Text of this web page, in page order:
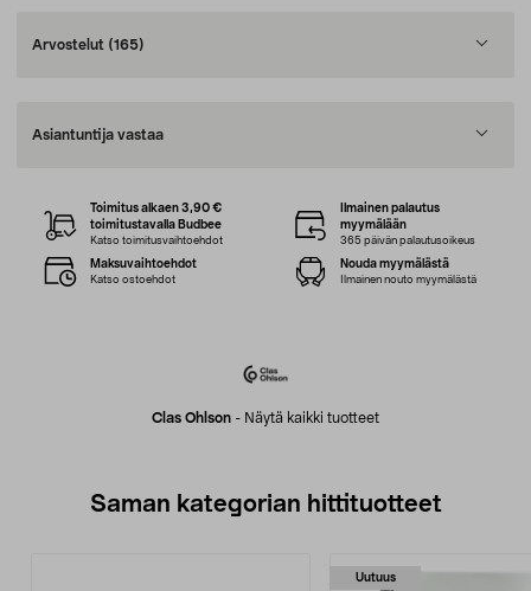
Arvostelut (165)
Asiantuntija vastaa
Clas Ohlson - Näytä kaikki tuotteet
Toimitus alkaen 3,90 €
toimitustavalla Budbee
Katso toimitusvaihtoehdot
Ilmainen palautus
myymälään
365 päivän palautusoikeus
Maksuvaihtoehdot
Katso ostoehdot
Nouda myymälästä
Ilmainen nouto myymälästä
Saman kategorian hittituotteet
Uutuus